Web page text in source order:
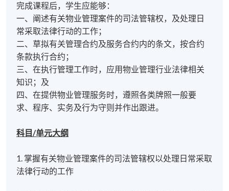
完成课程后，学生应能够：
一、阐述有关物业管理案件的司法管辖权，及处理日
常采取法律行动的工作；
二、草拟有关管理合约及服务合约内的条文，按合约
条款执行合约；
三、在执行管理工作时，应用物业管理行业法律相关
知识；及
四、在提供物业管理服务时，遵照各类牌照一般要
求、程序、实务及行为守则并作出跟进。
科目/单元大纲
1. 掌握有关物业管理案件的司法管辖权以处理日常采取
法律行动的工作